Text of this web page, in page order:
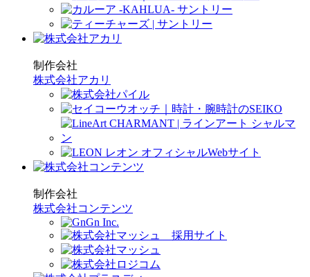
制作会社
株式会社アカリ
制作会社
株式会社コンテンツ